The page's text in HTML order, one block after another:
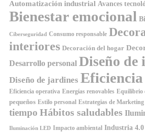
Automatización industrial Avances
Bienestar emocional
Ciberseguridad Consumo responsable
interiores Decoración del hogar
Desarrollo personal Diseño de
Diseño de jardines
Eficiencia operativa Energías renovables Equilibrio
pequeños Estilo personal Estrategias de Marketing
tiempo Hábitos saludables
Iluminación LED Impacto ambiental Industria 4.0